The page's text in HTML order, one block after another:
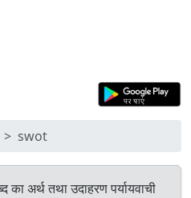
swot
का अर्थ तथा उदाहरण पर्यायवाची